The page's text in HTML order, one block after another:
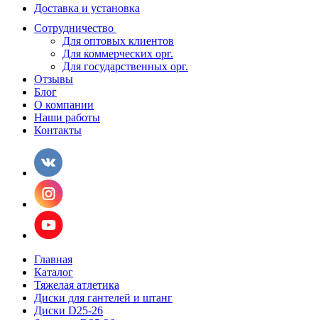
Доставка и установка
Сотрудничество
Для оптовых клиентов
Для коммерческих орг.
Для государственных орг.
Отзывы
Блог
О компании
Наши работы
Контакты
Главная
Каталог
Тяжелая атлетика
Диски для гантелей и штанг
Диски D25-26